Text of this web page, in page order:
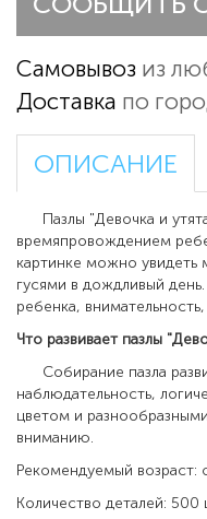
Самовывоз из
Доставка по
ОПИСАНИЕ
Пазлы "Девочка и
времяпровождением
картинке можно
гусями в дождливый
ребенка,
Что развивает пазлы
Собирание пазла
наблюдательность,
цветом и
вниманию.
Рекомендуемый возраст:
Количество деталей: 500